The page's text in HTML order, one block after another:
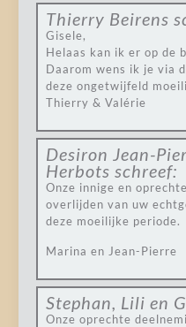
Thierry Beirens
Gisele,
Helaas kan ik er op de
Daarom wens ik je via
deze ongetwijfeld
Thierry & Valérie
Desiron Jean-
Herbots schreef:
Onze innige en
overlijden van uw
deze moeilijke periode.
Marina en Jean-Pierre
Stephan, Lili en
Onze oprechte